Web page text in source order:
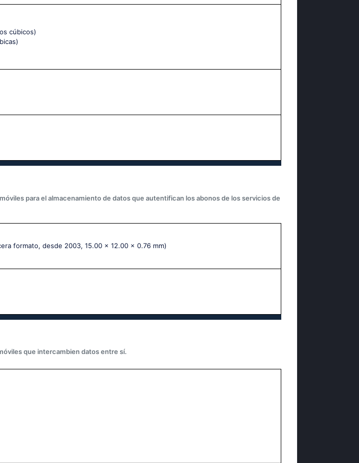
cúbicos)
para el almacenamiento de datos que autentifican los abonos de los servicios de
formato, desde 2003, 15.00 x 12.00 x 0.76 mm)
que intercambien datos entre sí.